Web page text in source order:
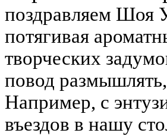
поздравляем Шоя
потягивая
творческих
повод
Например, с
въездов в нашу